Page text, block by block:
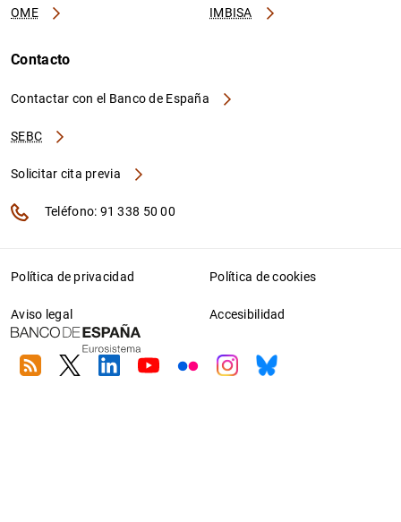
OME IMBISA
Contacto
Contactar con el Banco de España
SEBC
Solicitar cita previa
Teléfono: 91 338 50 00
Política de privacidad Política de cookies
Aviso legal Accesibilidad
RSS TwitterLinkedin
YoutubeFlickrInstagram
Bluesky